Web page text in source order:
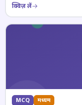
क्विज़ लें
MCQ मध्यम